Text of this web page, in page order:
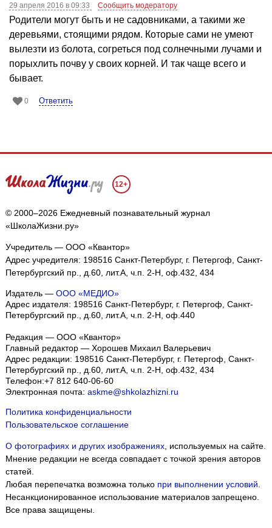
29 апреля 2016 в 09:33 Сообщить модератору
Родители могут быть и не садовниками, а такими же
деревьями, стоящими рядом. Которые сами не умеют
вылезти из болота, согреться под солнечными лучами и
порыхлить почву у своих корней. И так чаще всего и
бывает.
0 Ответить
12+
© 2000–2026 Ежедневный познавательный журнал
«ШколаЖизни.ру»
Учредитель — ООО «Квантор»
Адрес учредителя: 198516 Санкт-Петербург, г. Петергоф, Санкт-
Петербургский пр., д.60, лит.А, ч.п. 2-Н, оф.432, 434
Издатель — ООО «МЕДИО»
Адрес издателя: 198516 Санкт-Петербург, г. Петергоф, Санкт-
Петербургский пр., д.60, лит.А, ч.п. 2-Н, оф.440
Редакция — ООО «Квантор»
Главный редактор — Хорошев Михаил Валерьевич
Адрес редакции: 198516 Санкт-Петербург, г. Петергоф Санкт-
Петербургский пр., д.60, лит.А, ч.п. 2-Н, оф.432, 434
Телефон:+7 812 640-06-60
Электронная почта: askme@shkolazhizni.ru
Политика конфиденциальности
Пользовательское соглашение
О фотографиях и других изображениях, используемых на сайте.
Мнение редакции не всегда совпадает с точкой зрения авторов
статей.
Любая перепечатка возможна только при выполнении условий
Несанкционированное использование материалов запрещено.
Все права защищены.